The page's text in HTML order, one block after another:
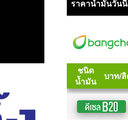
ราคาน้ำมันวันนี้